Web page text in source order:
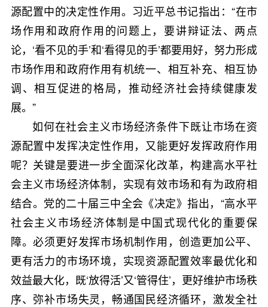
源配置中的决定性作用。习近平总书记指出：“在市
场作用和政府作用的问题上，要讲辩证法、两点
论，‘看不见的手’和‘看得见的手’都要用好，努力形成
市场作用和政府作用有机统一、相互补充、相互协
调、相互促进的格局，推动经济社会持续健康发
展。”
如何在社会主义市场经济条件下既让市场在资
源配置中发挥决定性作用，又能更好发挥政府作用
呢？关键是要进一步全面深化改革，构建高水平社
会主义市场经济体制，实现有效市场和有为政府相
结合。党的二十届三中全会《决定》指出，“高水平
社会主义市场经济体制是中国式现代化的重要保
障。必须更好发挥市场机制作用，创造更加公平、
更有活力的市场环境，实现资源配置效率最优化和
效益最大化，既‘放得活’又‘管得住’，更好维护市场秩
序、弥补市场失灵，畅通国民经济循环，激发全社